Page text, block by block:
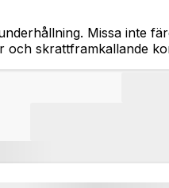
Missa inte
och skrattframkallande